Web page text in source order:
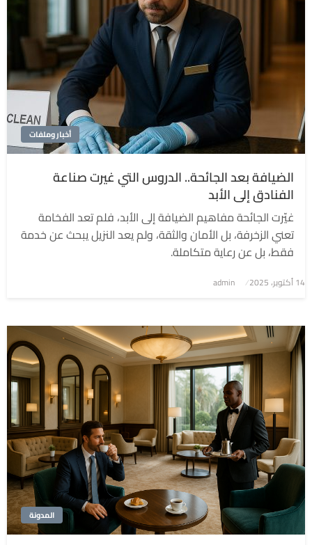
أخبار وملفات
الضيافة بعد الجائحة.. الدروس التي غيرت صناعة
الفنادق إلى الأبد
غيّرت الجائحة مفاهيم الضيافة إلى الأبد، فلم تعد الفخامة
تعني الزخرفة، بل الأمان والثقة، ولم يعد النزيل يبحث عن خدمة
فقط، بل عن رعاية متكاملة.
نُشر
14 أكتوبر، 2025 admin
المدونة